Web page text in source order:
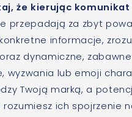
że kierując
przepadają za zbyt
informacje,
dynamiczne,
wyzwania lub emoji
Twoją marką, a
ich spojrzenie